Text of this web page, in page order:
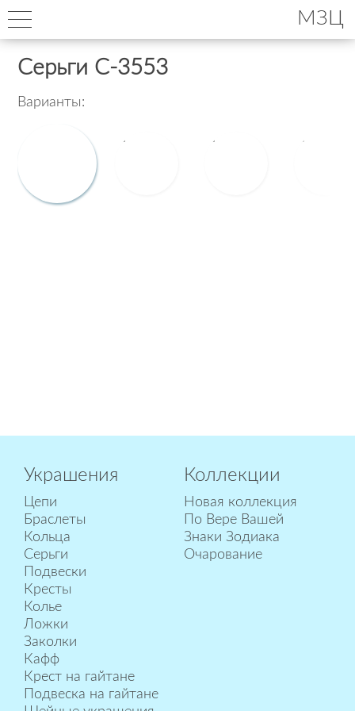
МЗЦ
Серьги С-3553
Варианты:
Украшения
Цепи
Браслеты
Кольца
Серьги
Подвески
Кресты
Колье
Ложки
Заколки
Кафф
Крест на гайтане
Подвеска на гайтане
Коллекции
Новая коллекция
По Вере Вашей
Знаки Зодиака
Очарование